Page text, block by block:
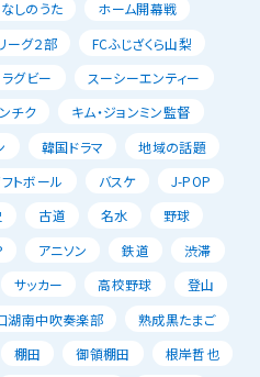
しのうた
ホーム開幕戦
ーグ２部
FCふじざくら山梨
ラグビー
スーシーエンティー
チク
キム・ジョンミン監督
韓国ドラマ
地域の話題
トボール バスケ
J-POP
古道 名水
野球
アニソン 鉄道
渋滞
サッカー 高校野球
登山
湖南中吹奏楽部
熟成黒たまご
棚田 御領棚田
根岸哲也